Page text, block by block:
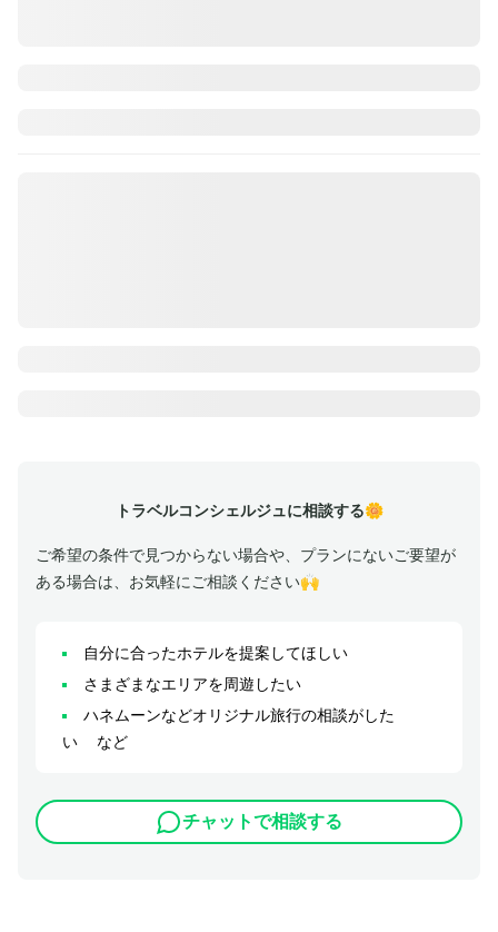
トラベルコンシェルジュに相談する🌼
ご希望の条件で見つからない場合や、プランにないご要望が
ある場合は、お気軽にご相談ください🙌
自分に合ったホテルを提案してほしい
さまざまなエリアを周遊したい
ハネムーンなどオリジナル旅行の相談がした
い など
チャットで相談する